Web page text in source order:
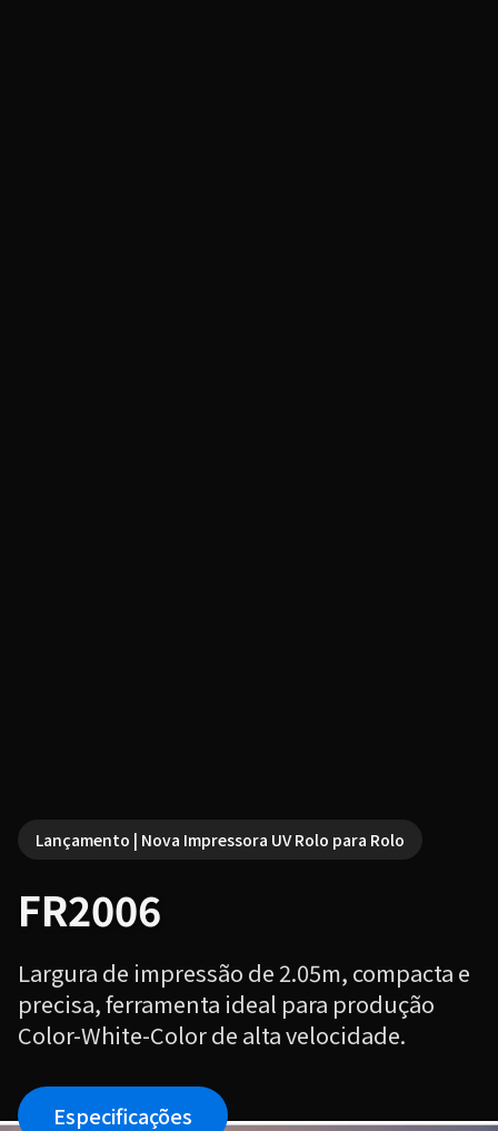
Lançamento | Nova Impressora UV Rolo para Rolo
FR2006
Largura de impressão de 2.05m, compacta e
precisa, ferramenta ideal para produção
Color-White-Color de alta velocidade.
Especificações